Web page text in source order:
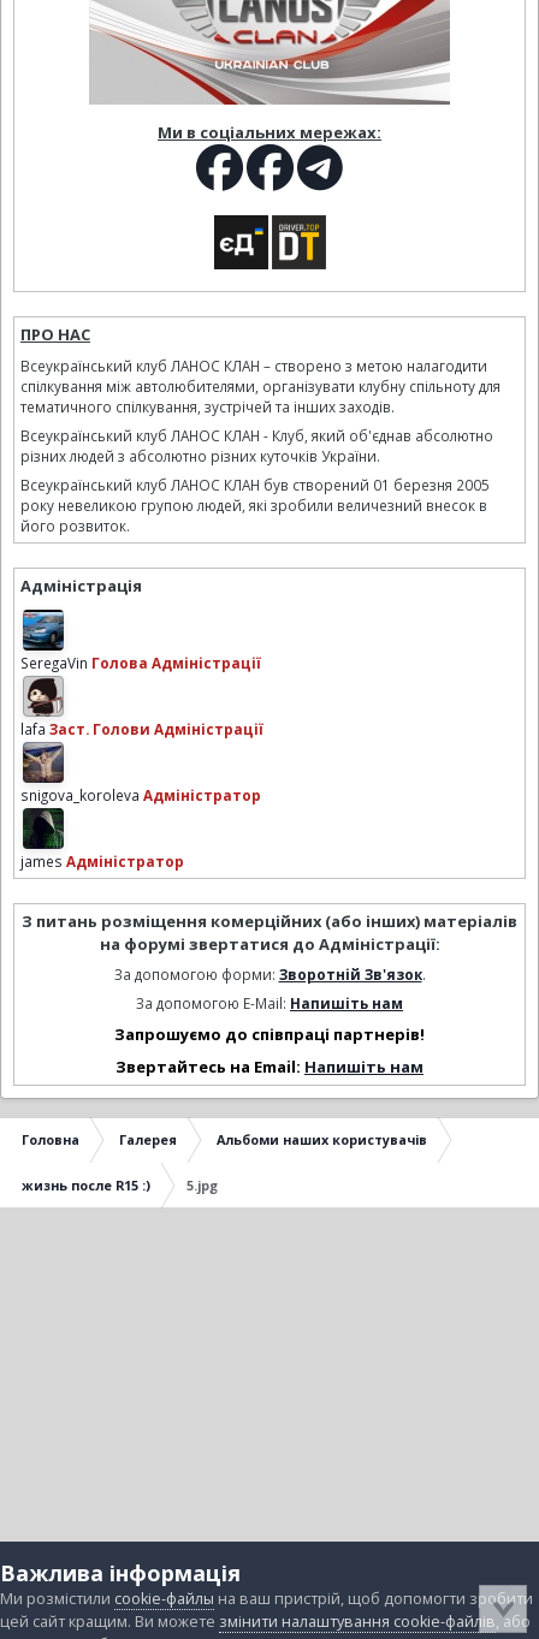
Ми в соціальних мережах:
ПРО НАС
Всеукраїнський клуб ЛАНОС КЛАН – створено з метою налагодити
спілкування між автолюбителями, організувати клубну спільноту для
тематичного спілкування, зустрічей та інших заходів.
Всеукраїнський клуб ЛАНОС КЛАН - Клуб, який об'єднав абсолютно
різних людей з абсолютно різних куточків України.
Всеукраїнський клуб ЛАНОС КЛАН був створений 01 березня 2005
року невеликою групою людей, які зробили величезний внесок в
його розвиток.
Адміністрація
SeregaVin Голова Адміністрації
lafa Заст. Голови Адміністрації
snigova_koroleva Адміністратор
james Адміністратор
З питань розміщення комерційних (або інших) матеріалів
на форумі звертатися до Адміністрації:
За допомогою форми: Зворотній Зв'язок.
За допомогою E-Mail: Напишіть нам
Запрошуємо до співпраці партнерів!
Звертайтесь на Email: Напишіть нам
Головна Галерея Альбоми наших користувачів
жизнь после R15 :) 5.jpg
Важлива інформація
Ми розмістили cookie-файлы на ваш пристрій, щоб допомогти зробити
цей сайт кращим. Ви можете змінити налаштування cookie-файлів, або